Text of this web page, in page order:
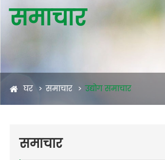
समाचार
घर समाचार उद्योग समाचार
समाचार